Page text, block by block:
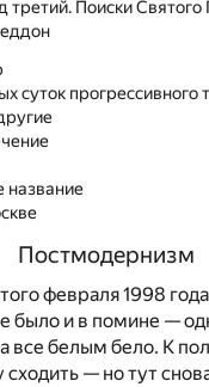
третий. Поиски
суток прогрессивного
название
Постмодернизм
февраля 1998
было и в помине —
все белым бело. К
— но тут